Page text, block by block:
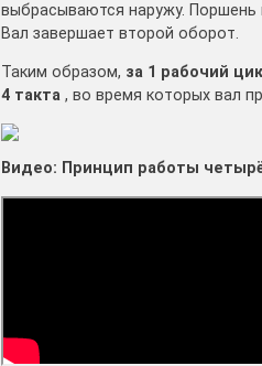
выбрасываются наружу. Поршень
Вал завершает второй оборот.
Таким образом, за 1 рабочий
4 такта , во время которых вал
Видео: Принцип работы